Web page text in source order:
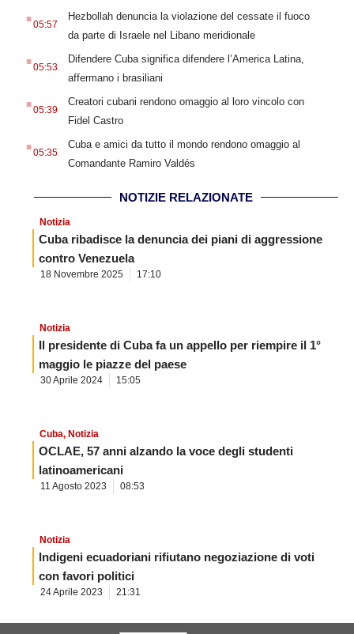
.05:57
Hezbollah denuncia la violazione del cessate il fuoco
da parte di Israele nel Libano meridionale
.05:53
Difendere Cuba significa difendere l’America Latina,
affermano i brasiliani
.05:39
Creatori cubani rendono omaggio al loro vincolo con
Fidel Castro
.05:35
Cuba e amici da tutto il mondo rendono omaggio al
Comandante Ramiro Valdés
NOTIZIE RELAZIONATE
Notizia
Cuba ribadisce la denuncia dei piani di aggressione
contro Venezuela
18 Novembre 2025 17:10
Notizia
Il presidente di Cuba fa un appello per riempire il 1°
maggio le piazze del paese
30 Aprile 2024 15:05
Cuba, Notizia
OCLAE, 57 anni alzando la voce degli studenti
latinoamericani
11 Agosto 2023 08:53
Notizia
Indigeni ecuadoriani rifiutano negoziazione di voti
con favori politici
24 Aprile 2023 21:31